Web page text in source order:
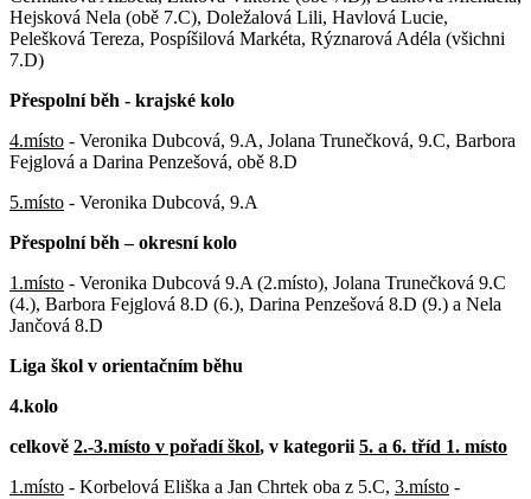
Hejsková Nela (obě 7.C), Doležalová Lili, Havlová Lucie,
Pelešková Tereza, Pospíšilová Markéta, Rýznarová Adéla (všichni
7.D)
Přespolní běh - krajské kolo
4.místo - Veronika Dubcová, 9.A, Jolana Trunečková, 9.C, Barbora
Fejglová a Darina Penzešová, obě 8.D
5.místo - Veronika Dubcová, 9.A
Přespolní běh – okresní kolo
1.místo - Veronika Dubcová 9.A (2.místo), Jolana Trunečková 9.C
(4.), Barbora Fejglová 8.D (6.), Darina Penzešová 8.D (9.) a Nela
Jančová 8.D
Liga škol v orientačním běhu
4.kolo
celkově 2.-3.místo v pořadí škol, v kategorii 5. a 6. tříd 1. místo
1.místo - Korbelová Eliška a Jan Chrtek oba z 5.C, 3.místo -